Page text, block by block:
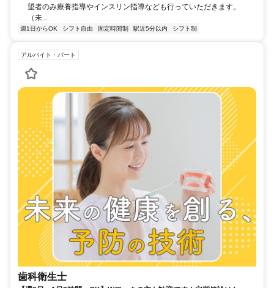
望者のみ療養指導やインスリン指導なども行っていただきます。
（未...
週1日からOK シフト自由 固定時間制 駅近5分以内 シフト制
アルバイト・パート
歯科衛生士